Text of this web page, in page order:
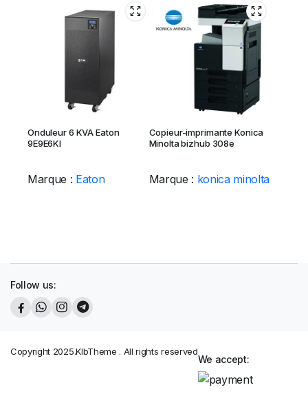
Onduleur 6 KVA Eaton
9E9E6KI
Marque : Eaton
Copieur-imprimante Konica
Minolta bizhub 308e
Marque : konica minolta
Follow us:
Copyright 2025.KlbTheme . All rights reserved
We accept: